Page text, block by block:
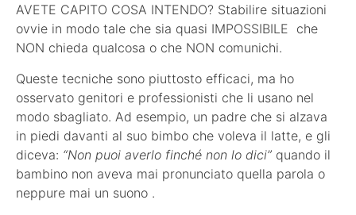
AVETE CAPITO COSA INTENDO? Stabilire situazioni
ovvie in modo tale che sia quasi IMPOSSIBILE che
NON chieda qualcosa o che NON comunichi.
Queste tecniche sono piuttosto efficaci, ma ho
osservato genitori e professionisti che li usano nel
modo sbagliato. Ad esempio, un padre che si alzava
in piedi davanti al suo bimbo che voleva il latte, e gli
diceva: “Non puoi averlo finché non lo dici” quando il
bambino non aveva mai pronunciato quella parola o
neppure mai un suono .